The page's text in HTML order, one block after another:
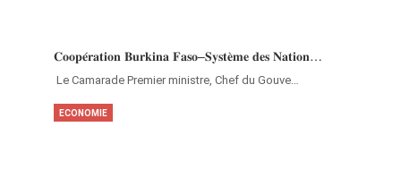
𝐂𝐨𝐨𝐩𝐞́𝐫𝐚𝐭𝐢𝐨𝐧 𝐁𝐮𝐫𝐤𝐢𝐧𝐚 𝐅𝐚𝐬𝐨–𝐒𝐲𝐬𝐭𝐞̀𝐦𝐞 𝐝𝐞𝐬 𝐍𝐚𝐭𝐢𝐨𝐧…
‎Le Camarade Premier ministre, Chef du Gouve…
ECONOMIE